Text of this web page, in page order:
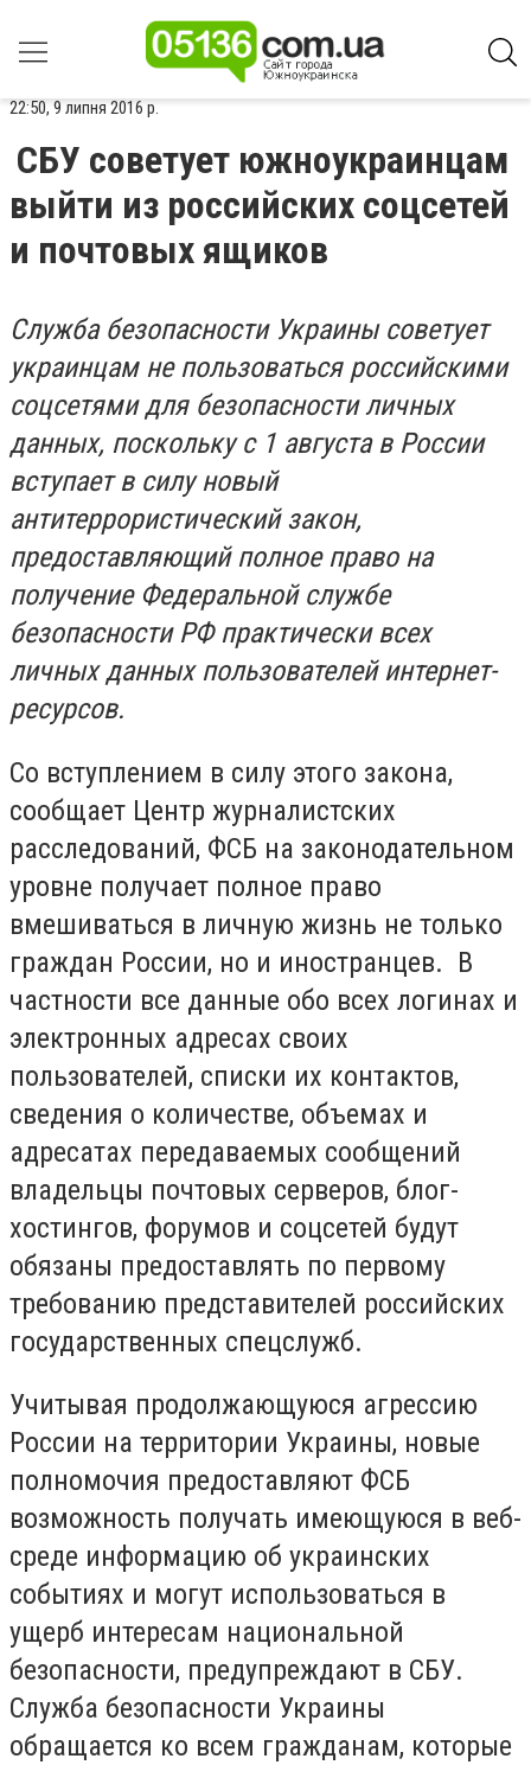
22:50, 9 липня 2016 р.
СБУ советует южноукраинцам
выйти из российских соцсетей
и почтовых ящиков
Служба безопасности Украины советует
украинцам не пользоваться российскими
соцсетями для безопасности личных
данных, поскольку с 1 августа в России
вступает в силу новый
антитеррористический закон,
предоставляющий полное право на
получение Федеральной службе
безопасности РФ практически всех
личных данных пользователей интернет-
ресурсов.
Со вступлением в силу этого закона,
сообщает Центр журналистских
расследований, ФСБ на законодательном
уровне получает полное право
вмешиваться в личную жизнь не только
граждан России, но и иностранцев. В
частности все данные обо всех логинах и
электронных адресах своих
пользователей, списки их контактов,
сведения о количестве, объемах и
адресатах передаваемых сообщений
владельцы почтовых серверов, блог-
хостингов, форумов и соцсетей будут
обязаны предоставлять по первому
требованию представителей российских
государственных спецслужб.
Учитывая продолжающуюся агрессию
России на территории Украины, новые
полномочия предоставляют ФСБ
возможность получать имеющуюся в веб-
среде информацию об украинских
событиях и могут использоваться в
ущерб интересам национальной
безопасности, предупреждают в СБУ.
Служба безопасности Украины
обращается ко всем гражданам, которые